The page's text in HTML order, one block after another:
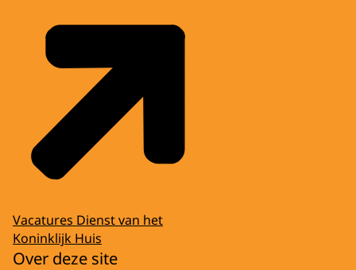
Vacatures Dienst van het
Koninklijk Huis
Over deze site